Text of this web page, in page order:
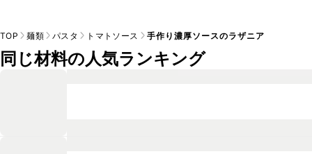
TOP 麺類 パスタ トマトソース 手作り濃厚ソースのラザニア
同じ材料の人気ランキング